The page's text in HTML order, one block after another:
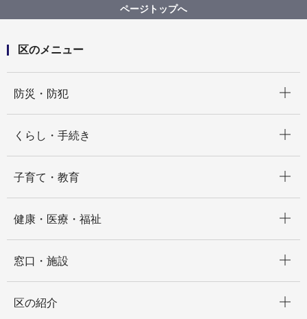
ページトップへ
区のメニュー
防災・防犯
くらし・手続き
子育て・教育
健康・医療・福祉
窓口・施設
区の紹介